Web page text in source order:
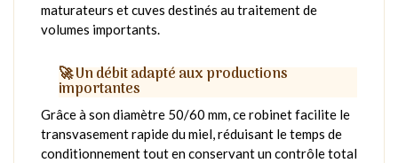
maturateurs et cuves destinés au traitement de
volumes importants.
🚀 Un débit adapté aux productions
importantes
Grâce à son diamètre 50/60 mm, ce robinet facilite le
transvasement rapide du miel, réduisant le temps de
conditionnement tout en conservant un contrôle total